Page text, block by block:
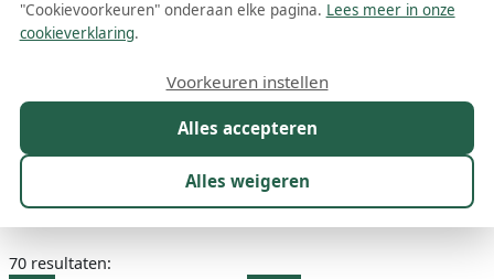
Adidas Grand Court schoenen zijn een moderne interpretatie van
klassieke tennisschoenen, ontworpen voor zowel stijl als comfort.
wortels in de sportwereld en is geïnspireerd op de tijdloze
ontwerpen uit de jaren 70. Met hun strakke lijnen en kenmerkende
Adidas-strepen zijn deze schoenen echte eyecatchers.
Instappers Klittenbandschoenen
Maat Merk 1 Model 1 Kleur Prijs
70 resultaten:
"Cookievoorkeuren" onderaan elke pagina. Lees meer in onze
cookieverklaring.
Alles accepteren
Alles weigeren
Voorkeuren instellen